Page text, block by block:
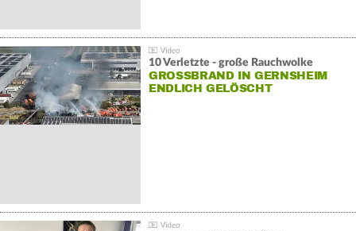
10 Verletzte - große Rauchwolke
GROSSBRAND IN GERNSHEIM E
NDLICH GELÖSCHT